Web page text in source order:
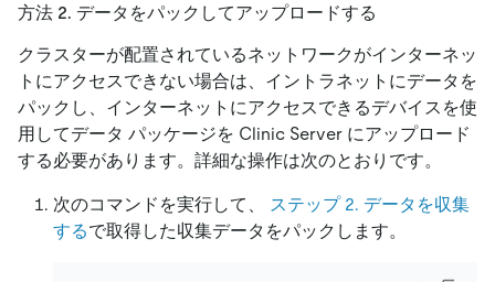
方法 2. データをパックしてアップロードする
クラスターが配置されているネットワークがインターネッ
トにアクセスできない場合は、イントラネットにデータを
パックし、インターネットにアクセスできるデバイスを使
用してデータ パッケージを Clinic Server にアップロード
する必要があります。詳細な操作は次のとおりです。
次のコマンドを実行して、
ステップ 2. データを収集
するで取得した収集データをパックします。